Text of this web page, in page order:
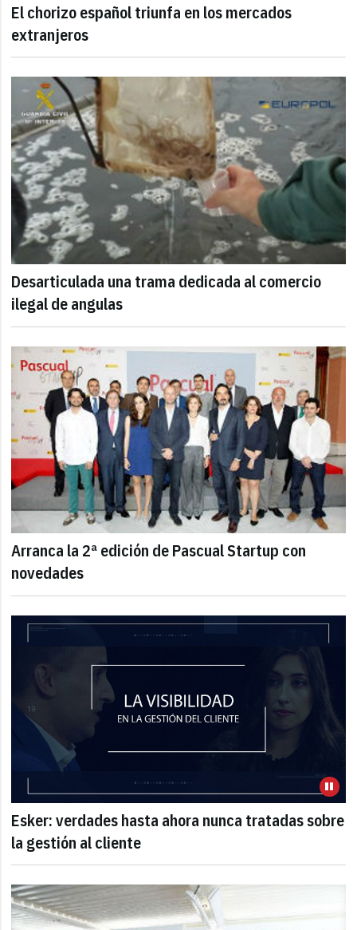
El chorizo español triunfa en los mercados
extranjeros
Desarticulada una trama dedicada al comercio
ilegal de angulas
Arranca la 2ª edición de Pascual Startup con
novedades
Esker: verdades hasta ahora nunca tratadas sobre
la gestión al cliente